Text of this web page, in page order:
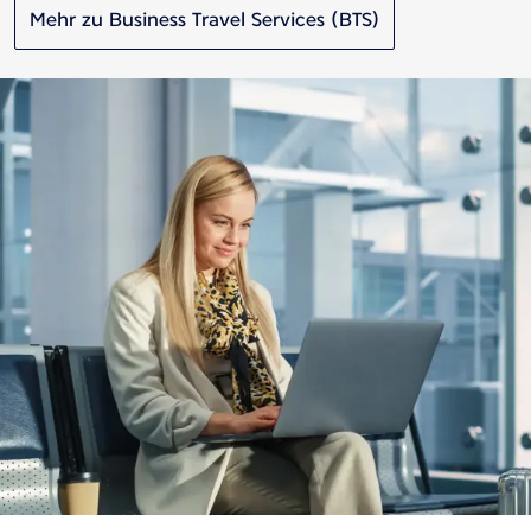
Mehr zu Business Travel Services (BTS)